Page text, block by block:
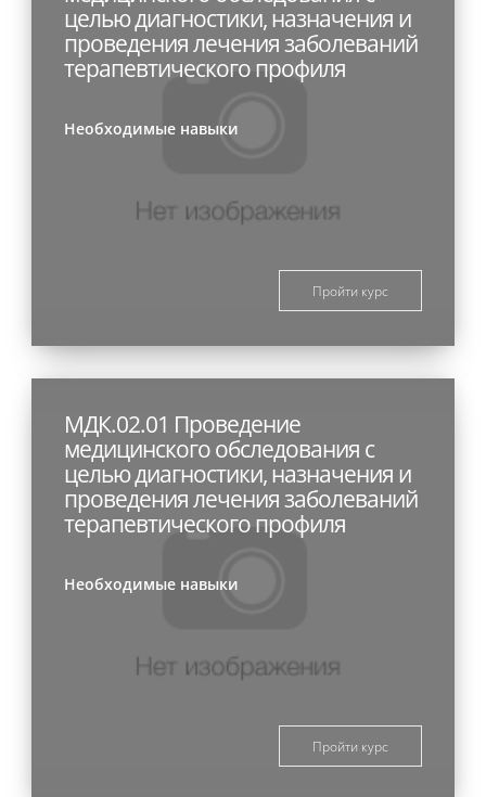
целью диагностики, назначения и
проведения лечения заболеваний
терапевтического профиля
Необходимые навыки
Пройти курс
МДК.02.01 Проведение
медицинского обследования с
целью диагностики, назначения и
проведения лечения заболеваний
терапевтического профиля
Необходимые навыки
Пройти курс